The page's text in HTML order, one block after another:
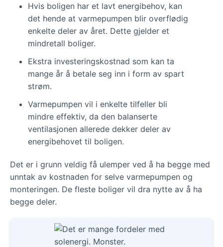
Hvis boligen har et lavt energibehov, kan
det hende at varmepumpen blir overflødig
enkelte deler av året. Dette gjelder et
mindretall boliger.
Ekstra investeringskostnad som kan ta
mange år å betale seg inn i form av spart
strøm.
Varmepumpen vil i enkelte tilfeller bli
mindre effektiv, da den balanserte
ventilasjonen allerede dekker deler av
energibehovet til boligen.
Det er i grunn veldig få ulemper ved å ha begge med
unntak av kostnaden for selve varmepumpen og
monteringen. De fleste boliger vil dra nytte av å ha
begge deler.